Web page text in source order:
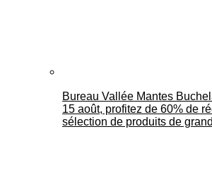
Bureau Vallée Mantes
15 août, profitez de 60% de
sélection de produits de